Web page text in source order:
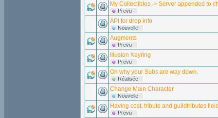
My Collectibles -> Server appended to
Prevu
API for drop info
Nouvelle
Augments
Prevu
Illusion Keyring
Prevu
On why your Subs are way down.
Réalisée
Change Main Character
Nouvelle
Having cost, tribute and guildtributes
Prevu